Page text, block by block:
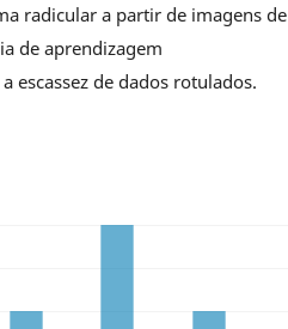
radicular a partir de imagens de
de aprendizagem
escassez de dados rotulados.